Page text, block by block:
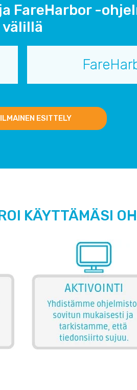
FareHarbor -
välillä
ESITTELY
KÄYTTÄMÄSI